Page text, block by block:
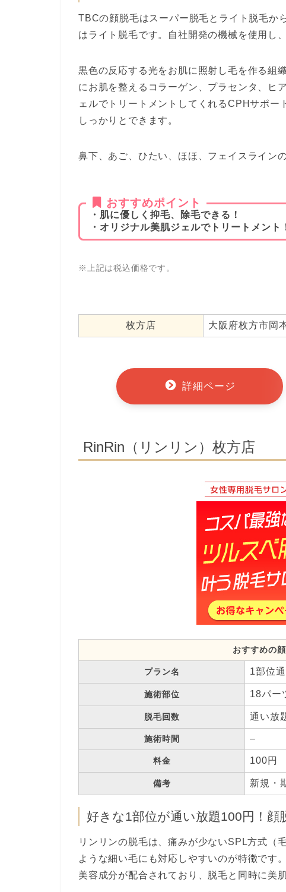
TBCの顔脱毛はスーパー脱毛とライト脱毛か
はライト脱毛です。自社開発の機械を使用し
黒色の反応する光をお肌に照射し毛を作る組
にお肌を整えるコラーゲン、プラセンタ、ヒ
ェルでトリートメントしてくれるCPHサポ
しっかりとできます。
鼻下、あご、ひたい、ほほ、フェイスライン
おすすめポイント
・肌に優しく抑毛、除毛できる！
・オリジナル美肌ジェルでトリートメント
※上記は税込価格です。
枚方店 大阪府枚方市岡
詳細ページ
RinRin（リンリン）枚方店
おすすめの
プラン名 1部位
施術部位 18パー
脱毛回数 通い放
施術時間 –
料金 100円
備考 新規・
好きな1部位が通い放題100円！顔
リンリンの脱毛は、痛みが少ないSPL方式（
ような細い毛にも対応しやすいのが特徴です
美容成分が配合されており、脱毛と同時に美